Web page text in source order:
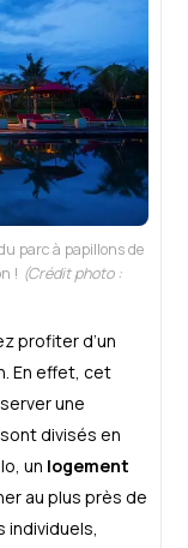
parc à papillons de
! (Crédit photo :
profiter d’un
En effet, cet
une
divisés en
un logement
au plus près de
individuels,